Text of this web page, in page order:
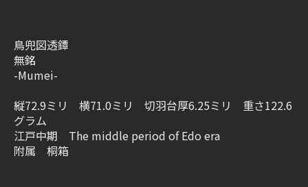
鳥兜図透鐔
無銘
-Mumei-
縦72.9ミリ 横71.0ミリ 切羽台厚6.25ミリ 重さ122.6
グラム
江戸中期 The middle period of Edo era
附属 桐箱